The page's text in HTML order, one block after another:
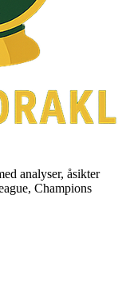
analyser, åsikter
Champions